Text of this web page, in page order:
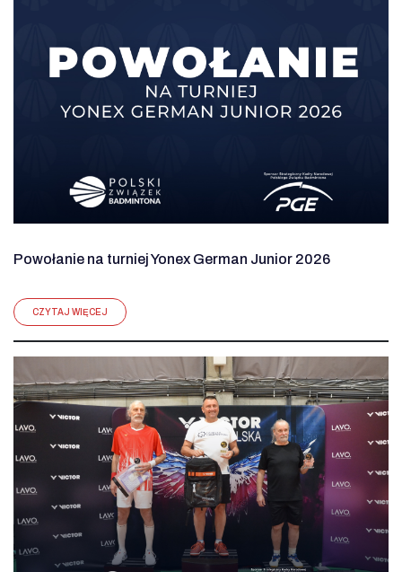
Powołanie na turniej Yonex German Junior 2026
CZYTAJ WIĘCEJ